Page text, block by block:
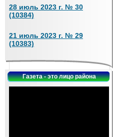
28 июль 2023 г. № 30
(10384)
21 июль 2023 г. № 29
(10383)
Газета - это лицо района